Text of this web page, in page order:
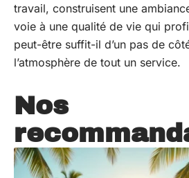
travail, construisent une
voie à une qualité de vie qui
peut-être suffit-il d’un pas de
l’atmosphère de tout un service.
Nos